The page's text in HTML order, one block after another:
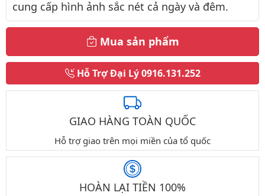
cung cấp hình ảnh sắc nét cả ngày và đêm.
Mua sản phẩm
Hỗ Trợ Đại Lý0916.131.252
GIAO HÀNG TOÀN QUỐC
Hỗ trợ giao trên mọi miền của tổ quốc
HOÀN LẠI TIỀN 100%